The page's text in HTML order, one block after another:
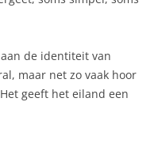
de identiteit van
maar net zo vaak hoor
geeft het eiland een